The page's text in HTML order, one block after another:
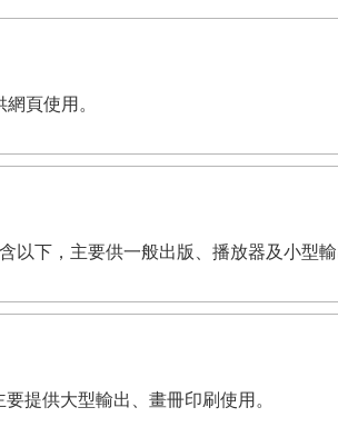
頁使用。
下，主要供一般出版、播放器及小型輸
提供大型輸出、畫冊印刷使用。